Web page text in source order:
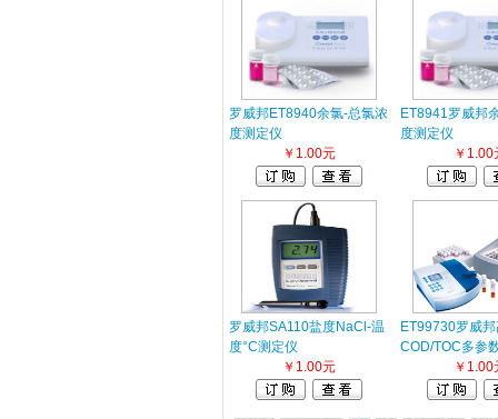
罗威邦ET8940余氯-总氯浓
度测定仪
￥1.00元
ET8941罗威邦
度测定仪
￥1.00
罗威邦SA110盐度NaCl-温
度°C测定仪
￥1.00元
ET99730罗威
COD/TOC多参
￥1.00